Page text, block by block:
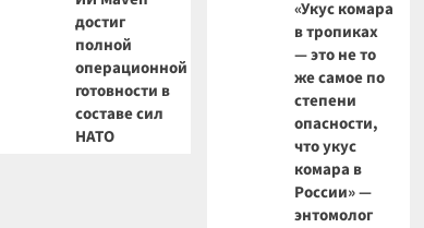
достиг
полной
операционной
готовности в
составе сил
НАТО
«Укус комара
в тропиках
— это не то
же самое по
степени
опасности,
что укус
комара в
России» —
энтомолог